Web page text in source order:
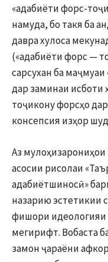
«адабиёти форс-
намуда, бо такя ба
давра хулоса
(«адабиёти форс —
сарсухан ба
дар заминаи исботи
тоҷикону форсҳо
консепсия изҳор
Аз
асосии рисолаи
адабиётшиносӣ»
назарию эстетикии
фишори идеологияи
мегирифт. Вобаста
замон ҷараёни